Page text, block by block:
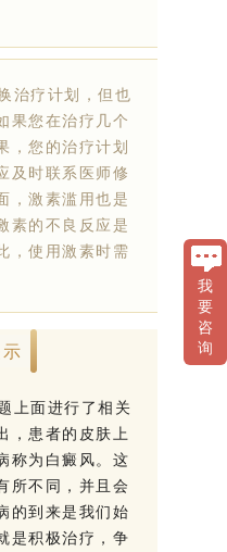
疗计划，但也
果您在治疗几个
，您的治疗计划
及时联系医师修
，激素滥用也是
素的不良反应是
，使用激素时需
面进行了相关
，患者的皮肤上
称为白癜风。这
所不同，并且会
的到来是我们始
是积极治疗，争
我
要
咨
询